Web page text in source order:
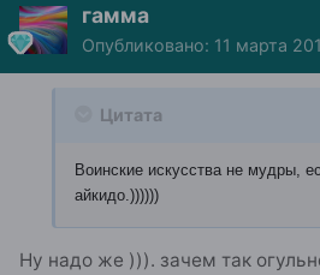
гамма
Опубликовано: 11 марта
Цитата
Воинские искусства не мудры,
айкидо.))))))
Ну надо же ))). зачем так